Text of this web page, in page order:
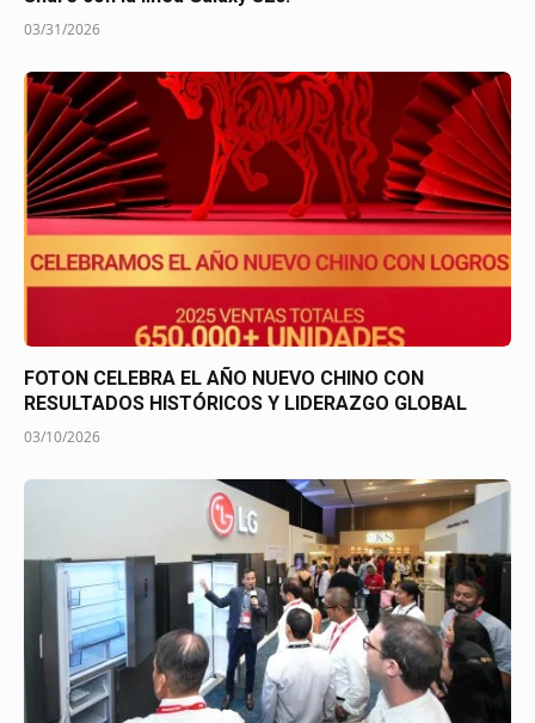
03/31/2026
FOTON CELEBRA EL AÑO NUEVO CHINO CON
RESULTADOS HISTÓRICOS Y LIDERAZGO GLOBAL
03/10/2026